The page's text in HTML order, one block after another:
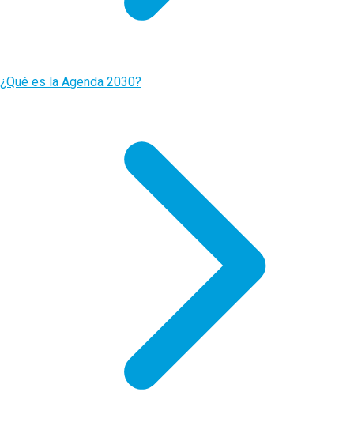
¿Qué es la Agenda 2030?